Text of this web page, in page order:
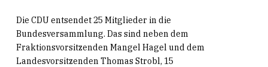
Die CDU entsendet 25 Mitglieder in die
Bundesversammlung. Das sind neben dem
Fraktionsvorsitzenden Mangel Hagel und dem
Landesvorsitzenden Thomas Strobl, 15